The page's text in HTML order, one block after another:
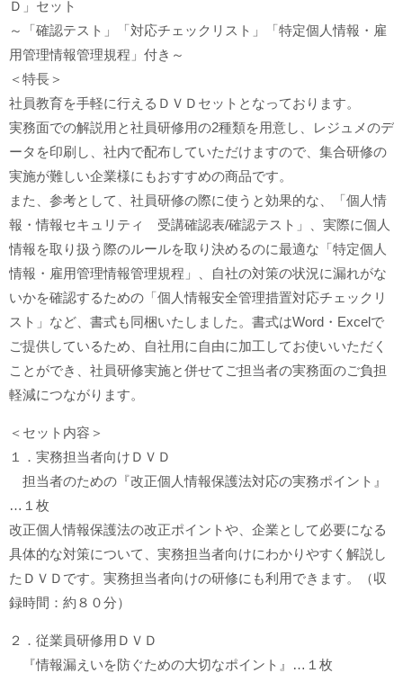
Ｄ」セット
～「確認テスト」「対応チェックリスト」「特定個人情報・雇
用管理情報管理規程」付き～
＜特長＞
社員教育を手軽に行えるＤＶＤセットとなっております。
実務面での解説用と社員研修用の2種類を用意し、レジュメのデ
ータを印刷し、社内で配布していただけますので、集合研修の
実施が難しい企業様にもおすすめの商品です。
また、参考として、社員研修の際に使うと効果的な、「個人情
報・情報セキュリティ 受講確認表/確認テスト」、実際に個人
情報を取り扱う際のルールを取り決めるのに最適な「特定個人
情報・雇用管理情報管理規程」、自社の対策の状況に漏れがな
いかを確認するための「個人情報安全管理措置対応チェックリ
スト」など、書式も同梱いたしました。書式はWord・Excelで
ご提供しているため、自社用に自由に加工してお使いいただく
ことができ、社員研修実施と併せてご担当者の実務面のご負担
軽減につながります。
＜セット内容＞
１．実務担当者向けＤＶＤ
担当者のための『改正個人情報保護法対応の実務ポイント』
…１枚
改正個人情報保護法の改正ポイントや、企業として必要になる
具体的な対策について、実務担当者向けにわかりやすく解説し
たＤＶＤです。実務担当者向けの研修にも利用できます。（収
録時間：約８０分）
２．従業員研修用ＤＶＤ
『情報漏えいを防ぐための大切なポイント』…１枚